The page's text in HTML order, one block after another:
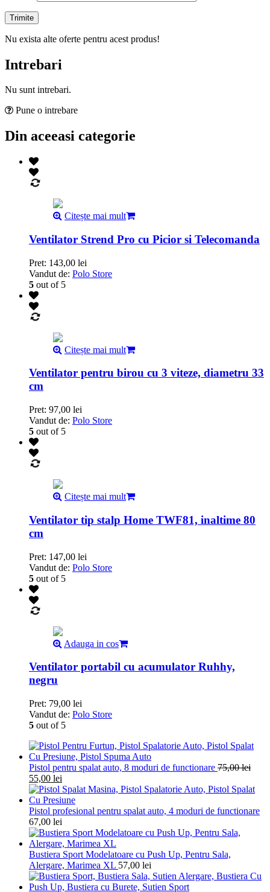
Nu exista alte oferte pentru acest produs!
Intrebari
Nu sunt intrebari.
Pune o intrebare
Din aceeasi categorie
Citește mai mult
Ventilator Strend Pro cu Picior si Telecomanda
Pret: 143,00 lei
Vandut de: Polo Store
5 out of 5
Citește mai mult
Ventilator pentru birou cu 3 viteze, diametru 33
cm
Pret: 97,00 lei
Vandut de: Polo Store
5 out of 5
Citește mai mult
Ventilator tip stalp Home TWF81, inaltime 80
cm
Pret: 147,00 lei
Vandut de: Polo Store
5 out of 5
Adauga in cos
Ventilator portabil cu acumulator Ruhhy,
negru
Pret: 79,00 lei
Vandut de: Polo Store
5 out of 5
Pistol pentru spalat auto, 8 moduri de functionare 75,00lei
55,00 lei
Pistol profesional pentru spalat auto, 4 moduri de functionare
67,00 lei
Bustiera Sport Modelatoare cu Push Up, Pentru Sala,
Alergare, Marimea XL 57,00 lei